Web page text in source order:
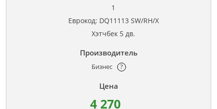
1
Еврокод: DQ11113 SW/RH/X
Хэтчбек 5 дв.
Бизнес ?
4 270